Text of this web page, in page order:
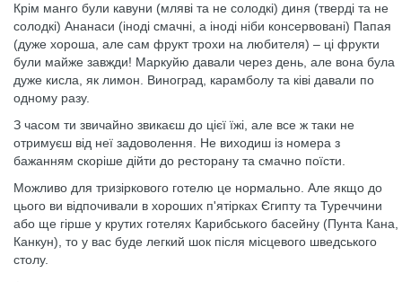
Крім манго були кавуни (мляві та не солодкі) диня (тверді та не
солодкі) Ананаси (іноді смачні, а іноді ніби консервовані) Папая
(дуже хороша, але сам фрукт трохи на любителя) – ці фрукти
були майже завжди! Маркуйю давали через день, але вона була
дуже кисла, як лимон. Виноград, карамболу та ківі давали по
одному разу.
З часом ти звичайно звикаєш до цієї їжі, але все ж таки не
отримуєш від неї задоволення. Не виходиш із номера з
бажанням скоріше дійти до ресторану та смачно поїсти.
Можливо для тризіркового готелю це нормально. Але якщо до
цього ви відпочивали в хороших п'ятірках Єгипту та Туреччини
або ще гірше у крутих готелях Карибського басейну (Пунта Кана,
Канкун), то у вас буде легкий шок після місцевого шведського
столу.